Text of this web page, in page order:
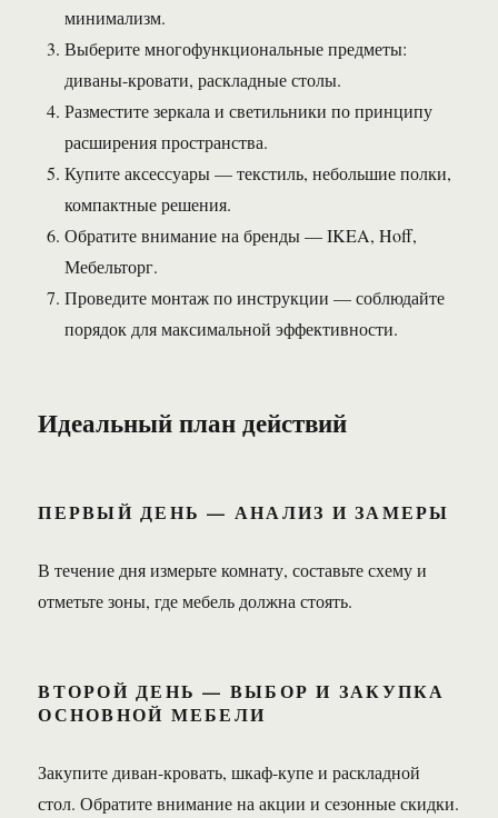
минимализм.
Выберите многофункциональные предметы:
диваны-кровати, раскладные столы.
Разместите зеркала и светильники по принципу
расширения пространства.
Купите аксессуары — текстиль, небольшие полки,
компактные решения.
Обратите внимание на бренды — IKEA, Hoff,
Мебельторг.
Проведите монтаж по инструкции — соблюдайте
порядок для максимальной эффективности.
Идеальный план действий
ПЕРВЫЙ ДЕНЬ — АНАЛИЗ И ЗАМЕРЫ
В течение дня измерьте комнату, составьте схему и
отметьте зоны, где мебель должна стоять.
ВТОРОЙ ДЕНЬ — ВЫБОР И ЗАКУПКА
ОСНОВНОЙ МЕБЕЛИ
Закупите диван-кровать, шкаф-купе и раскладной
стол. Обратите внимание на акции и сезонные скидки.